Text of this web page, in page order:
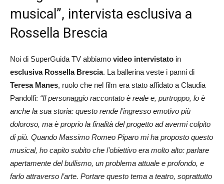
musical”, intervista esclusiva a
Rossella Brescia
Noi di SuperGuida TV abbiamo video intervistato in
esclusiva Rossella Brescia. La ballerina veste i panni di
Teresa Manes, ruolo che nel film era stato affidato a Claudia
Pandolfi: “Il personaggio raccontato è reale e, purtroppo, lo è
anche la sua storia: questo rende l’ingresso emotivo più
doloroso, ma è proprio la finalità del progetto ad avermi colpito
di più. Quando Massimo Romeo Piparo mi ha proposto questo
musical, ho capito subito che l’obiettivo era molto alto: parlare
apertamente del bullismo, un problema attuale e profondo, e
farlo attraverso l’arte. Portare questo tema a teatro, soprattutto